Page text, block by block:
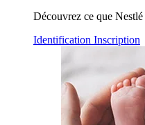
Découvrez ce que
Identification Inscription